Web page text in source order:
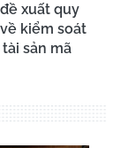
xuất quy
kiểm soát
sản mã